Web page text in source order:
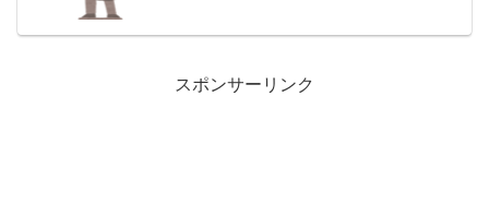
スポンサーリンク